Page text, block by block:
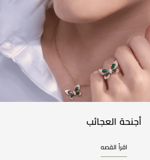
أجنحة العجائب
اقرأ القصه
تواصل معنا
تحدث معنا
العثور على متجر